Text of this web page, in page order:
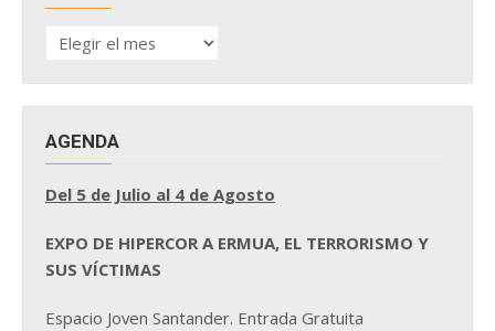
HISTÓRICO
DE
AGENDA
Del 5 de Julio al 4 de Agosto
EXPO DE HIPERCOR A ERMUA, EL TERRORISMO Y
SUS VÍCTIMAS
Espacio Joven Santander. Entrada Gratuita